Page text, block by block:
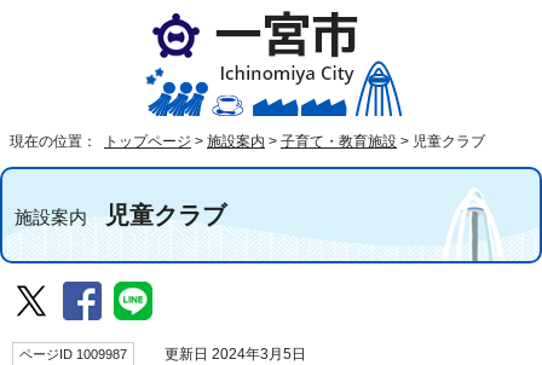
現在の位置： トップページ > 施設案内 > 子育て・教育施設 > 児童クラブ
施設案内児童クラブ
ページID 1009987 更新日 2024年3月5日